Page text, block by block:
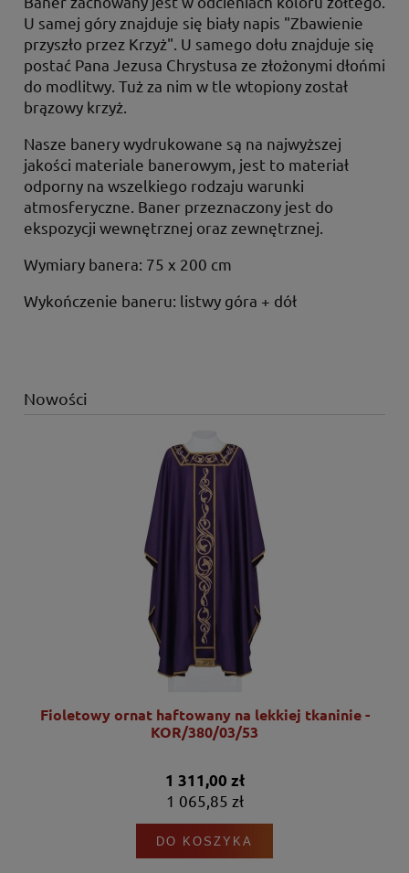
U samej góry znajduje się biały napis "Zbawienie
przyszło przez Krzyż". U samego dołu znajduje się
postać Pana Jezusa Chrystusa ze złożonymi dłońmi
do modlitwy. Tuż za nim w tle wtopiony został
brązowy krzyż.
Nasze banery wydrukowane są na najwyższej
jakości materiale banerowym, jest to materiał
odporny na wszelkiego rodzaju warunki
atmosferyczne. Baner przeznaczony jest do
ekspozycji wewnętrznej oraz zewnętrznej.
Wymiary banera: 75 x 200 cm
Wykończenie baneru: listwy góra + dół
Nowości
Fioletowy ornat haftowany na lekkiej tkaninie -
KOR/380/03/53
1 311,00 zł
1 065,85 zł
DO KOSZYKA